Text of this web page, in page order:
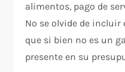
alimentos, pago de
No se olvide de incluir
que si bien no es un
presente en su